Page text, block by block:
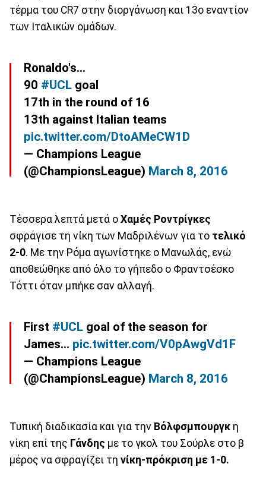
τέρμα του CR7 στην διοργάνωση και 13ο εναντίον
των Ιταλικών ομάδων.
Ronaldo's...
90 #UCL goal
17th in the round of 16
13th against Italian teams
pic.twitter.com/DtoAMeCW1D
— Champions League
(@ChampionsLeague) March 8, 2016
Τέσσερα λεπτά μετά ο Χαμές Ροντρίγκες
σφράγισε τη νίκη των Μαδριλένων για το τελικό
2-0. Με την Ρόμα αγωνίστηκε ο Μανωλάς, ενώ
αποθεώθηκε από όλο το γήπεδο ο Φραντσέσκο
Τόττι όταν μπήκε σαν αλλαγή.
First #UCL goal of the season for
James... pic.twitter.com/V0pAwgVd1F
— Champions League
(@ChampionsLeague) March 8, 2016
Τυπική διαδικασία και για την Βόλφσμπουργκ η
νίκη επί της Γάνδης με το γκολ του Σούρλε στο β
μέρος να σφραγίζει τη νίκη-πρόκριση με 1-0.